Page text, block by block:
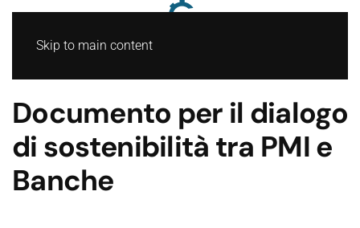
Skip to main content
Documento per il dialogo
di sostenibilità tra PMI e
Banche